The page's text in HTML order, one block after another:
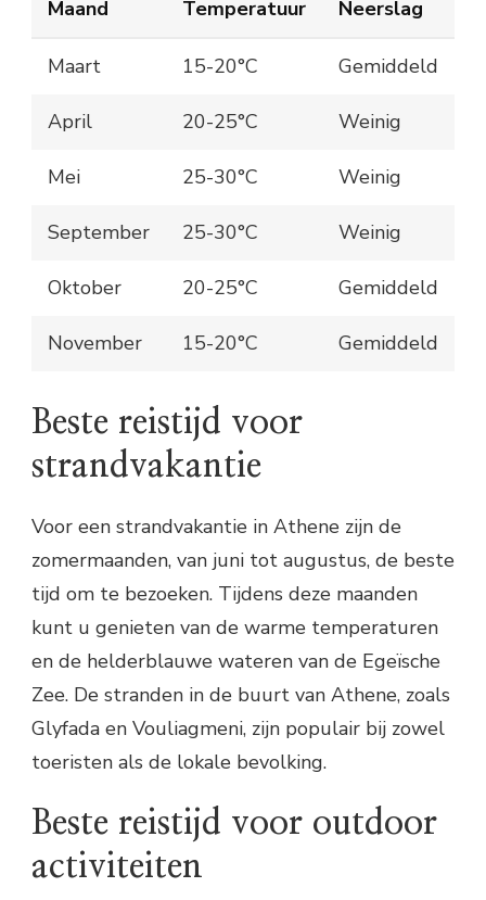
Maand Temperatuur Neerslag
Maart 15-20°C Gemiddeld
April 20-25°C Weinig
Mei 25-30°C Weinig
September 25-30°C Weinig
Oktober 20-25°C Gemiddeld
November 15-20°C Gemiddeld
Beste reistijd voor
strandvakantie
Voor een strandvakantie in Athene zijn de
zomermaanden, van juni tot augustus, de beste
tijd om te bezoeken. Tijdens deze maanden
kunt u genieten van de warme temperaturen
en de helderblauwe wateren van de Egeïsche
Zee. De stranden in de buurt van Athene, zoals
Glyfada en Vouliagmeni, zijn populair bij zowel
toeristen als de lokale bevolking.
Beste reistijd voor outdoor
activiteiten